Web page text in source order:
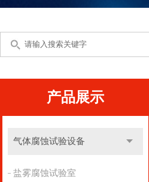
产品展示
气体腐蚀试验设备
盐雾腐蚀试验室